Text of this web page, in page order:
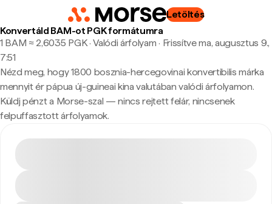
Letöltés
Konvertáld BAM-ot PGK formátumra
1 BAM ≈ 2,6035 PGK · Valódi árfolyam · Frissítve ma, augusztus 9.,
7:51
Nézd meg, hogy 1800 bosznia-hercegovinai konvertibilis márka
mennyit ér pápua új-guineai kina valutában valódi árfolyamon.
Küldj pénzt a Morse-szal — nincs rejtett felár, nincsenek
felpuffasztott árfolyamok.